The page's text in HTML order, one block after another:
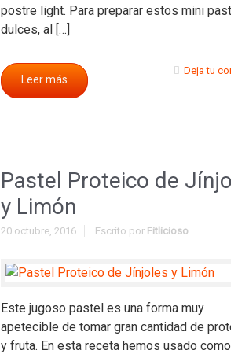
postre light. Para preparar estos mini
dulces, al […]
Leer más
Deja tu
Pastel Proteico de
y Limón
20 octubre, 2016 Escrito por Fitlicioso
Este jugoso pastel es una forma muy
apetecible de tomar gran cantidad de
y fruta. En esta receta hemos usado como